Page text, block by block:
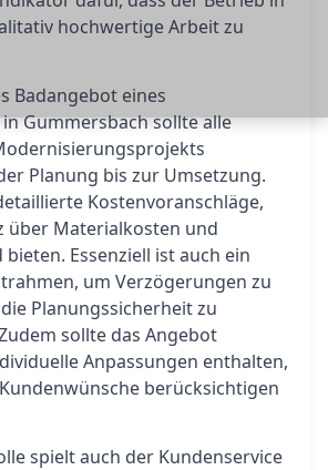
hochwertige Arbeit zu
Badangebot eines
Gummersbach sollte alle
Planung bis zur Umsetzung.
Kostenvoranschläge,
über Materialkosten und
Essenziell ist auch ein
um Verzögerungen zu
Planungssicherheit zu
sollte das Angebot
Anpassungen enthalten,
berücksichtigen
spielt auch der Kundenservice